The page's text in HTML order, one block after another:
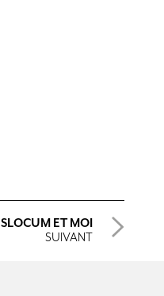
SLOCUM ET MOI
SUIVANT